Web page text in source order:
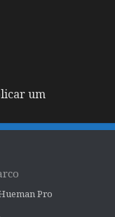
um
Pro